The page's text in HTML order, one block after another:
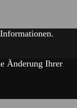
Änderung Ihrer